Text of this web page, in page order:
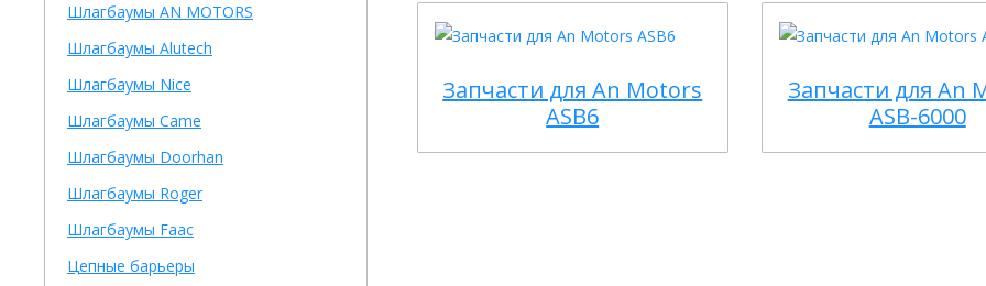
Шлагбаумы AN MOTORS
Шлагбаумы Alutech
Шлагбаумы Nice
Шлагбаумы Came
Шлагбаумы Doorhan
Шлагбаумы Roger
Шлагбаумы Faac
Цепные барьеры
Запчасти для An Motors
ASB6
Запчасти для An
ASB-6000